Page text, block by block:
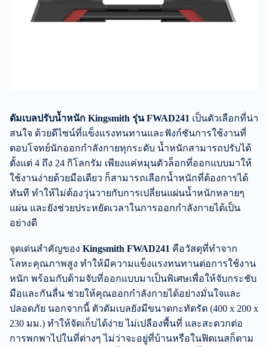
ดัมเบลปรับน้ำหนัก Kingsmith รุ่น FWAD241 เป็นตัวเลือกที่น่า
สนใจ ด้วยดีไซน์ที่แข็งแรงทนทานและฟังก์ชันการใช้งานที่
ตอบโจทย์นักออกกำลังกายทุกระดับ น้ำหนักสามารถปรับได้
ตั้งแต่ 4 ถึง 24 กิโลกรัม เพียงแค่หมุนตัวล็อกที่ออกแบบมาให้
ใช้งานง่ายด้วยมือเดียว ก็สามารถเลือกน้ำหนักที่ต้องการได้
ทันที ทำให้ไม่ต้องวุ่นวายกับการเปลี่ยนแผ่นน้ำหนักหลายๆ
แผ่น และยังช่วยประหยัดเวลาในการออกกำลังกายได้เป็น
อย่างดี
จุดเด่นสำคัญของ Kingsmith FWAD241 คือวัสดุที่ทำจาก
โลหะคุณภาพสูง ทำให้มีความแข็งแรงทนทานต่อการใช้งาน
หนัก พร้อมกับด้ามจับที่ออกแบบมาเป็นพิเศษเพื่อให้จับกระชับ
มือและกันลื่น ช่วยให้คุณออกกำลังกายได้อย่างมั่นใจและ
ปลอดภัย นอกจากนี้ ตัวดัมเบลยังมีขนาดกะทัดรัด (400 x 200 x
230 มม.) ทำให้จัดเก็บได้ง่าย ไม่เปลืองพื้นที่ และสะดวกต่อ
การพกพาไปในที่ต่างๆ ไม่ว่าจะอยู่ที่บ้านหรือในฟิตเนสก็ตาม